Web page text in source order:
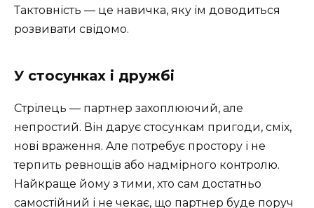
Тактовність — це навичка, яку їм доводиться
розвивати свідомо.
У стосунках і дружбі
Стрілець — партнер захоплюючий, але
непростий. Він дарує стосункам пригоди, сміх,
нові враження. Але потребує простору і не
терпить ревнощів або надмірного контролю.
Найкраще йому з тими, хто сам достатньо
самостійний і не чекає, що партнер буде поруч